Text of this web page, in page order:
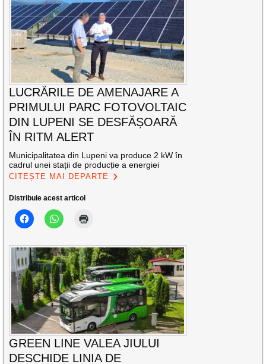
LUCRĂRILE DE AMENAJARE A
PRIMULUI PARC FOTOVOLTAIC
DIN LUPENI SE DESFĂȘOARĂ
ÎN RITM ALERT
Municipalitatea din Lupeni va produce 2 kW în
cadrul unei stații de producție a energiei
CITEȘTE MAI DEPARTE
Distribuie acest articol
GREEN LINE VALEA JIULUI
DESCHIDE LINIA DE